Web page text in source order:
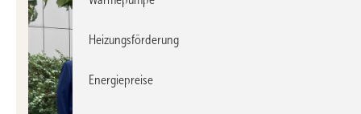
Heizungsförderung
Energiepreise